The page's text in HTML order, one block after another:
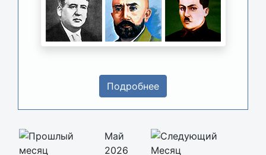
Подробнее
Май
2026